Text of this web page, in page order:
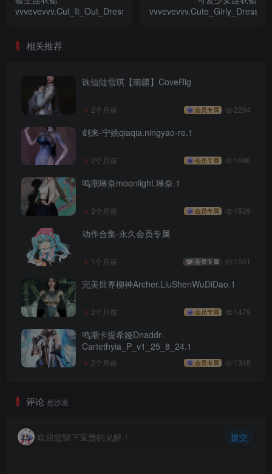
vvvevevvv.Cut_It_Out_Dress.1
vvvevevvv.Cute_Girly_Dress.1
相关推荐
诛仙陆雪琪【南疆】CoveRig
2个月前 会员专属 2204
剑来-宁姚qiaqia.ningyao-re.1
2个月前 会员专属 1686
鸣潮琳奈moonlight.琳奈.1
2个月前 会员专属 1539
动作合集-永久会员专属
1个月前 会员专属 1501
完美世界柳神Archer.LiuShenWuDiDao.1
2个月前 会员专属 1479
鸣潮卡提希娅Dnaddr-
Cartethyia_P_v1_25_8_24.1
2个月前 会员专属 1348
评论 抢沙发
欢迎您留下宝贵的见解！ 提交